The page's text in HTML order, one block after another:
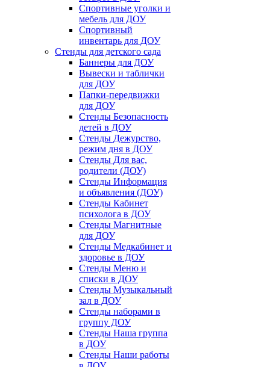
Спортивные уголки и
мебель для ДОУ
Спортивный
инвентарь для ДОУ
Стенды для детского сада
Баннеры для ДОУ
Вывески и таблички
для ДОУ
Папки-передвижки
для ДОУ
Стенды Безопасность
детей в ДОУ
Стенды Дежурство,
режим дня в ДОУ
Стенды Для вас,
родители (ДОУ)
Стенды Информация
и объявления (ДОУ)
Стенды Кабинет
психолога в ДОУ
Стенды Магнитные
для ДОУ
Стенды Медкабинет и
здоровье в ДОУ
Стенды Меню и
списки в ДОУ
Стенды Музыкальный
зал в ДОУ
Стенды наборами в
группу ДОУ
Стенды Наша группа
в ДОУ
Стенды Наши работы